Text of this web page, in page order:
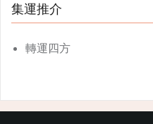
集運推介
轉運四方